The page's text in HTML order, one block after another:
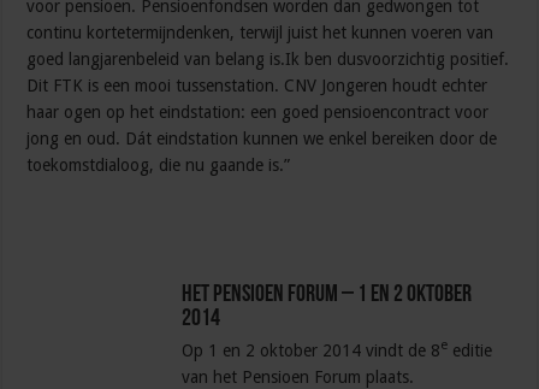
voor pensioen. Pensioenfondsen worden dan gedwongen tot
continu kortetermijndenken, terwijl juist het kunnen voeren van
goed langjarenbeleid van belang is.Ik ben dusvoorzichtig positief.
Dit FTK is een mooi tussenstation. CNV Jongeren houdt echter
haar ogen op het eindstation: een goed pensioencontract voor
jong en oud. Dát eindstation kunnen we enkel bereiken door de
toekomstdialoog, die nu gaande is.”
Het Pensioen Forum – 1 en 2 oktober
2014
Op 1 en 2 oktober 2014 vindt de 8e editie
van het Pensioen Forum plaats.